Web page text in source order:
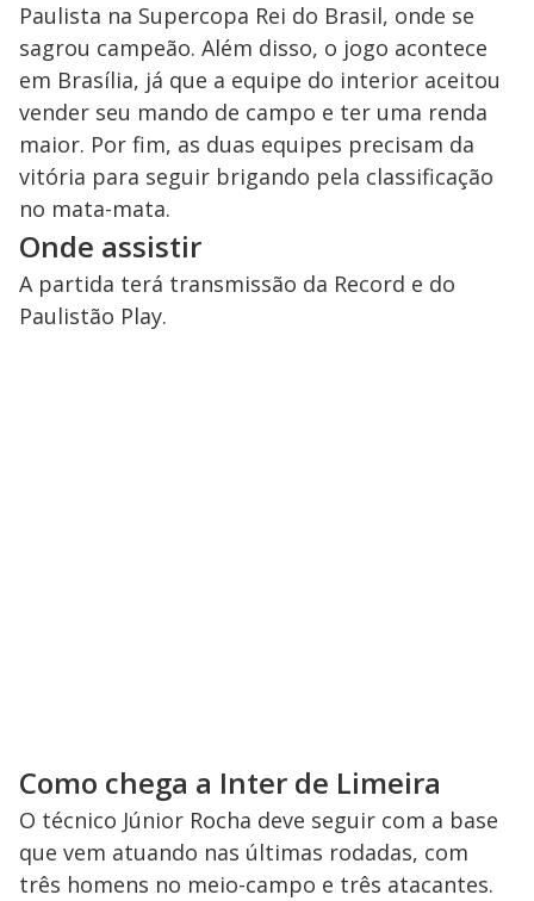
Paulista na Supercopa Rei do Brasil, onde se
sagrou campeão. Além disso, o jogo acontece
em Brasília, já que a equipe do interior aceitou
vender seu mando de campo e ter uma renda
maior. Por fim, as duas equipes precisam da
vitória para seguir brigando pela classificação
no mata-mata.
Onde assistir
A partida terá transmissão da Record e do
Paulistão Play.
Como chega a Inter de Limeira
O técnico Júnior Rocha deve seguir com a base
que vem atuando nas últimas rodadas, com
três homens no meio-campo e três atacantes.